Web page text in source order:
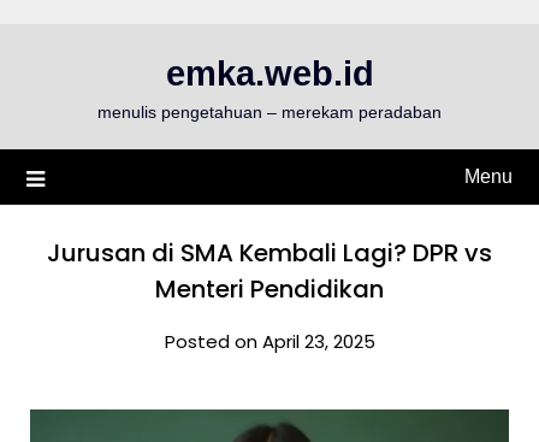
emka.web.id
menulis pengetahuan – merekam peradaban
Menu
Jurusan di SMA Kembali Lagi? DPR vs
Menteri Pendidikan
Posted on April 23, 2025